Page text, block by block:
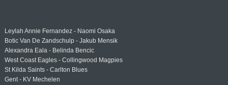
Leylah Annie Fernandez - Naomi Osaka
Botic Van De Zandschulp - Jakub Mensik
Alexandra Eala - Belinda Bencic
West Coast Eagles - Collingwood Magpies
St Kilda Saints - Carlton Blues
Gent - KV Mechelen